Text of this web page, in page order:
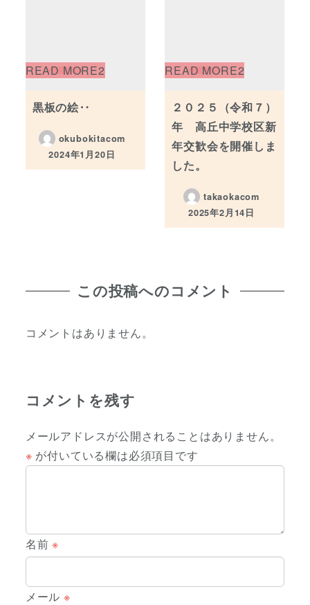
黒板の絵‥
okubokitacom
投稿日
2024年1月20日
２０２５（令和７）
年 高丘中学校区新
年交歓会を開催しま
した。
takaokacom
投稿日
2025年2月14日
この投稿へのコメント
コメントはありません。
コメントを残す
メールアドレスが公開されることはありません。
※ が付いている欄は必須項目です
名前※
メール ※